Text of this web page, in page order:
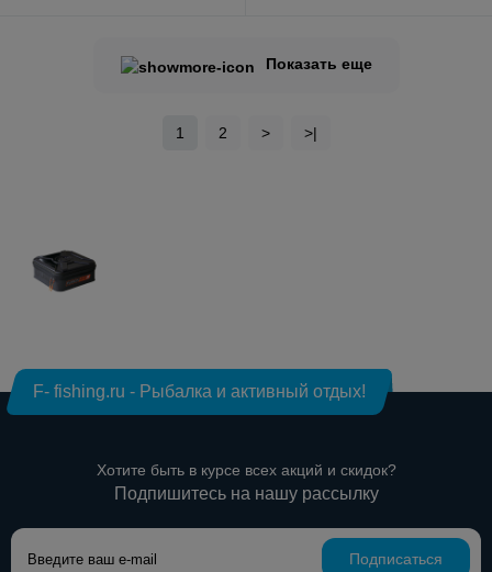
Показать еще
1 2 > >|
F- fishing.ru - Рыбалка и активный отдых!
Хотите быть в курсе всех акций и скидок?
Подпишитесь на нашу рассылку
Подписаться